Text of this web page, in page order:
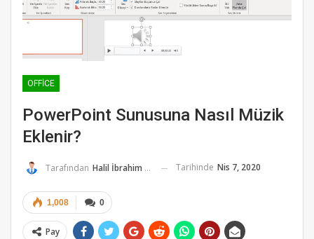
OFFICE
PowerPoint Sunusuna Nasıl Müzik
Eklenir?
Tarafından Halil İbrahim K. Tarihinde Nis 7, 2020
0
1,008
Pay